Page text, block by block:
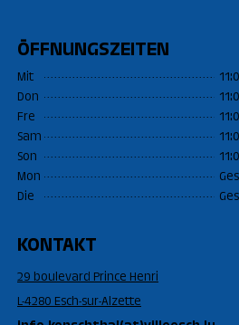
ÖFFNUNGSZEITEN
Mit
Don
Fre
Sam
Son
Mon
Die
KONTAKT
29 boulevard Prince Henri
L-4280 Esch-sur-Alzette